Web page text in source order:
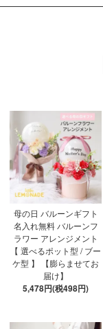
母の日 バルーンギフト
名入れ無料 バルーンフ
ラワー アレンジメント
【 選べるポット型 / ブー
ケ型 】 【膨らませてお
届け】
5,478円(税498円)